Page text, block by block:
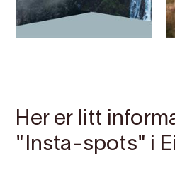
Her er litt
"Insta-spots" i